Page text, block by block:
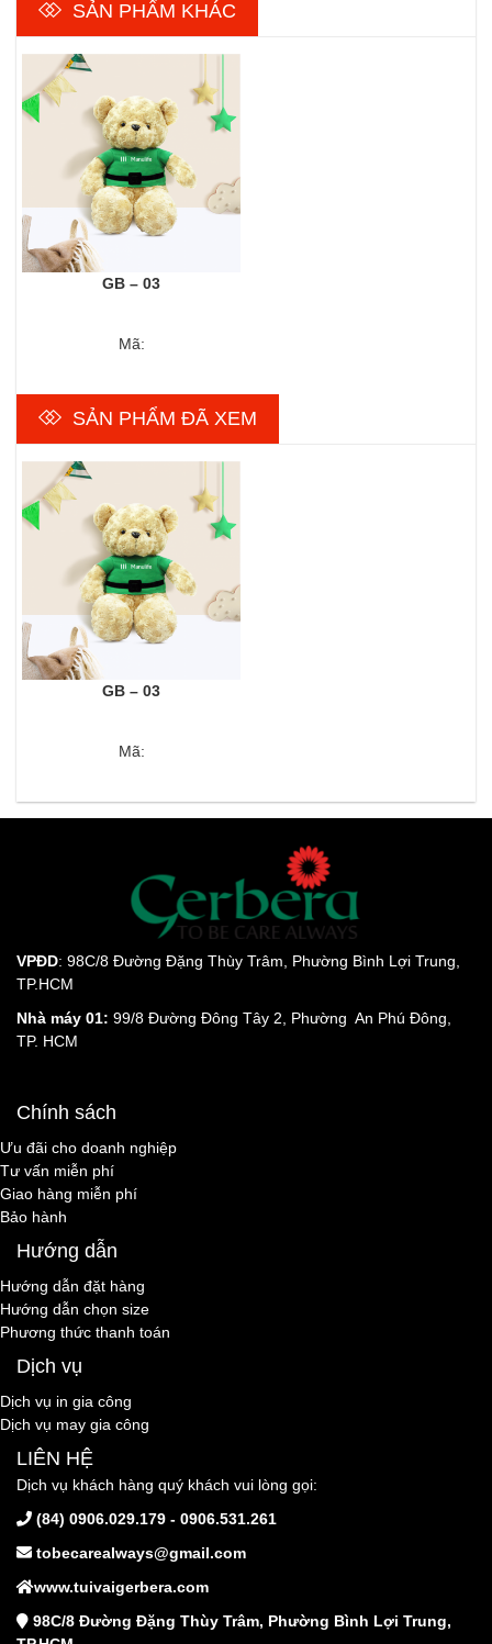
SẢN PHẨM KHÁC
GB – 03
Mã:
SẢN PHẨM ĐÃ XEM
GB – 03
Mã:
VPĐD: 98C/8 Đường Đặng Thùy Trâm, Phường Bình Lợi Trung,
TP.HCM
Nhà máy 01: 99/8 Đường Đông Tây 2, Phường An Phú Đông,
TP. HCM
Chính sách
Ưu đãi cho doanh nghiệp
Tư vấn miễn phí
Giao hàng miễn phí
Bảo hành
Hướng dẫn
Hướng dẫn đặt hàng
Hướng dẫn chọn size
Phương thức thanh toán
Dịch vụ
Dịch vụ in gia công
Dịch vụ may gia công
LIÊN HỆ
Dịch vụ khách hàng quý khách vui lòng gọi:
(84) 0906.029.179 - 0906.531.261
tobecarealways@gmail.com
www.tuivaigerbera.com
98C/8 Đường Đặng Thùy Trâm, Phường Bình Lợi Trung,